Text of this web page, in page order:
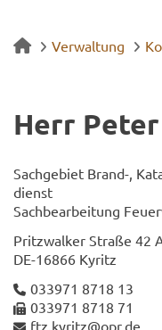
Verwaltung
Herr
Sach­ge­biet Brand-​,
dienst
Sach­be­ar­bei­tung
Pritz­wal­ker Stra­ße 42
DE-​16866 Ky­ritz
033971 8718 13
033971 8718 71
ftz.ky­ritz@opr.de